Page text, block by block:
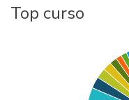
Top curso